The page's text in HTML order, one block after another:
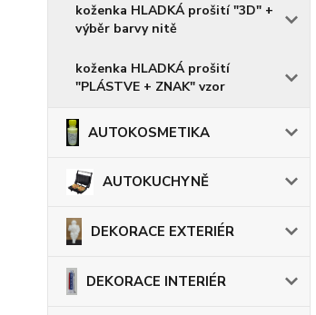
koženka HLADKÁ prošití "3D" +
výběr barvy nitě
koženka HLADKÁ prošití
"PLÁSTVE + ZNAK" vzor
AUTOKOSMETIKA
AUTOKUCHYNĚ
DEKORACE EXTERIÉR
DEKORACE INTERIÉR